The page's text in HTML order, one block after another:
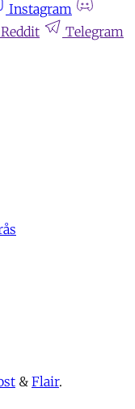
Instagram
Reddit
Telegram
& Flair.